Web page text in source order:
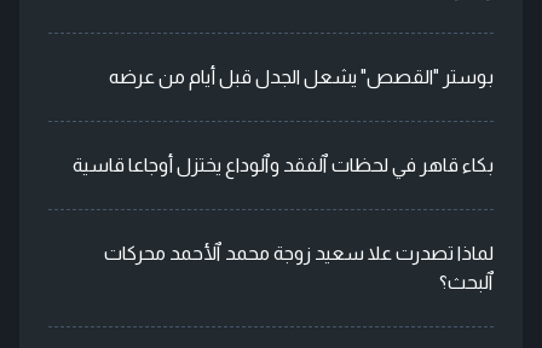
بوستر "القصص" يشعل الجدل قبل أيام من عرضه
بكاء قاهر في لحظات ٱلفقد وٱلوداع يختزل أوجاعا قاسية
لماذا تصدرت علا سعيد زوجة محمد ٱلأحمد محركات
ٱلبحث؟